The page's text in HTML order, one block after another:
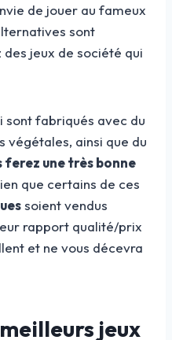
de jouer au fameux
sont
jeux de société qui
sont fabriqués avec du
végétales, ainsi que du
ferez une très bonne
que certains de ces
soient vendus
rapport qualité/prix
et ne vous décevra
jeux